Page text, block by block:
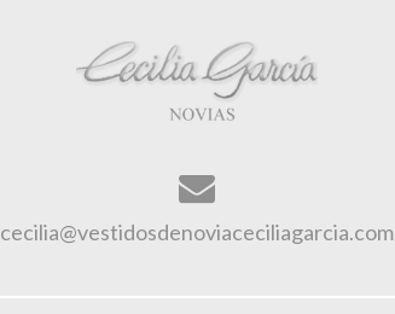
cecilia@vestidosdenoviaceciliagarcia.com